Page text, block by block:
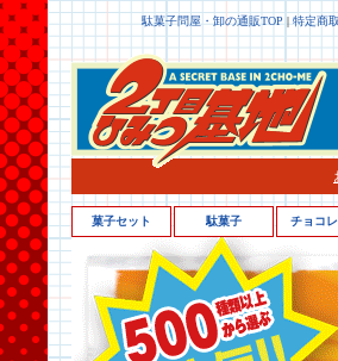
駄菓子問屋・卸の通販TOP | 特定商